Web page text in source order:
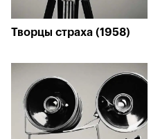
Творцы страха (1958)